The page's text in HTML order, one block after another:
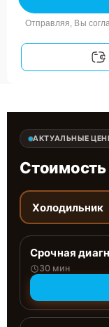
Отправляя, Вы
АКТУАЛЬНЫЕ
Стоимость
Холодильник
Срочная
30 мин